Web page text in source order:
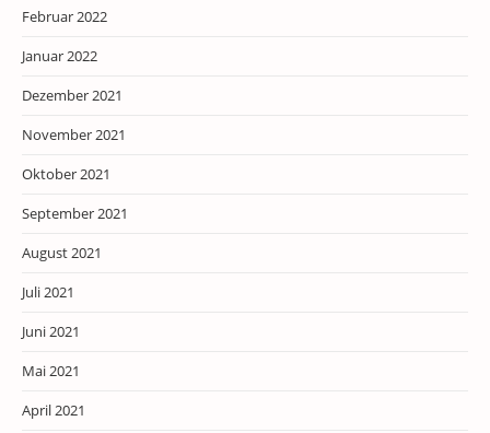
Februar 2022
Januar 2022
Dezember 2021
November 2021
Oktober 2021
September 2021
August 2021
Juli 2021
Juni 2021
Mai 2021
April 2021